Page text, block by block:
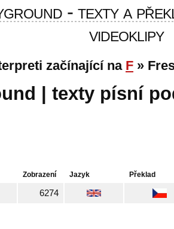
- texty a
videoklipy
začínající na F »
| texty písní
Zobrazení Jazyk Překlad
6274